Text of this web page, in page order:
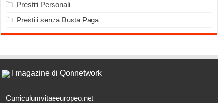
Prestiti Personali
Prestiti senza Busta Paga
I magazine di Qonnetwork
Curriculumvitaeeuropeo.net